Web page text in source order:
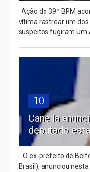
Ação do 39º BPM
vítima rastrear um dos
suspeitos fugiram Um
10
Canella
deputado
O ex-prefeito de
Brasil), anunciou